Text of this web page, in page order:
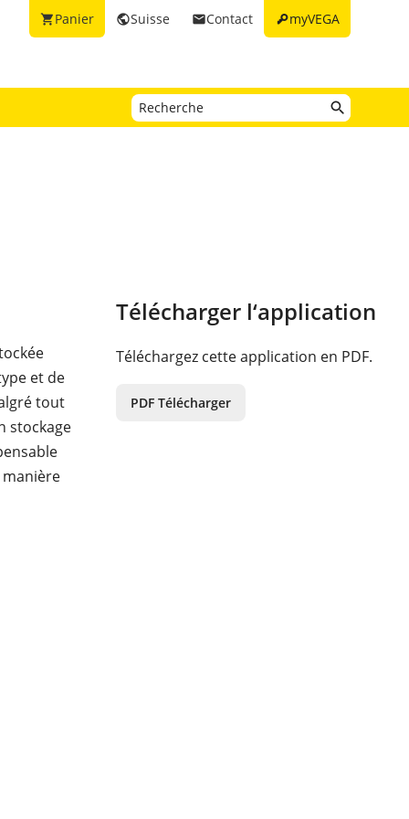
keymyVEGA
emailContact
publicSuisse
shopping_cartPanier
et de
tout
stockage
Télécharger l‘application
Téléchargez cette application en PDF.
PDF Télécharger